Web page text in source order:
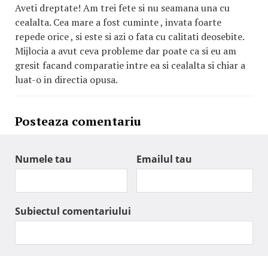
Aveti dreptate! Am trei fete si nu seamana una cu
cealalta. Cea mare a fost cuminte , invata foarte
repede orice , si este si azi o fata cu calitati deosebite.
Mijlocia a avut ceva probleme dar poate ca si eu am
gresit facand comparatie intre ea si cealalta si chiar a
luat-o in directia opusa.
Posteaza comentariu
Numele tau Emailul tau
Subiectul comentariului